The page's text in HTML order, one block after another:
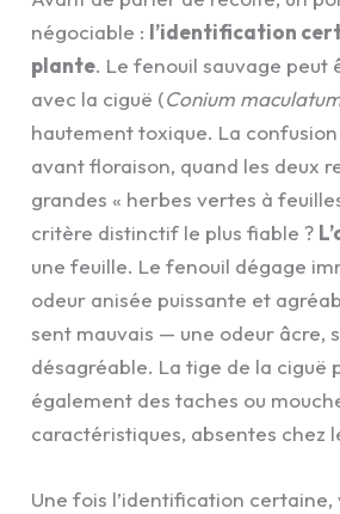
négociable : l’identification
plante. Le fenouil sauvage peut
avec la ciguë (Conium
hautement toxique. La
avant floraison, quand les deux
grandes « herbes vertes à
critère distinctif le plus fiable ?
une feuille. Le fenouil dégage
odeur anisée puissante et
sent mauvais — une odeur âcre,
désagréable. La tige de la ciguë
également des taches ou
caractéristiques, absentes chez
Une fois l’identification